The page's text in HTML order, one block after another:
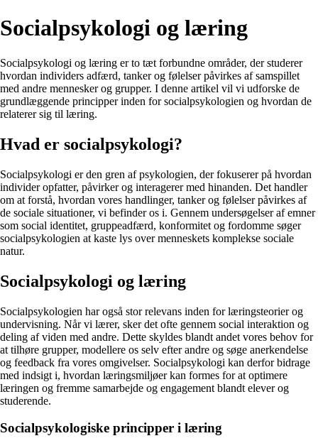
Socialpsykologi og læring
Socialpsykologi og læring er to tæt forbundne områder, der studerer
hvordan individers adfærd, tanker og følelser påvirkes af samspillet
med andre mennesker og grupper. I denne artikel vil vi udforske de
grundlæggende principper inden for socialpsykologien og hvordan de
relaterer sig til læring.
Hvad er socialpsykologi?
Socialpsykologi er den gren af psykologien, der fokuserer på hvordan
individer opfatter, påvirker og interagerer med hinanden. Det handler
om at forstå, hvordan vores handlinger, tanker og følelser påvirkes af
de sociale situationer, vi befinder os i. Gennem undersøgelser af emner
som social identitet, gruppeadfærd, konformitet og fordomme søger
socialpsykologien at kaste lys over menneskets komplekse sociale
natur.
Socialpsykologi og læring
Socialpsykologien har også stor relevans inden for læringsteorier og
undervisning. Når vi lærer, sker det ofte gennem social interaktion og
deling af viden med andre. Dette skyldes blandt andet vores behov for
at tilhøre grupper, modellere os selv efter andre og søge anerkendelse
og feedback fra vores omgivelser. Socialpsykologi kan derfor bidrage
med indsigt i, hvordan læringsmiljøer kan formes for at optimere
læringen og fremme samarbejde og engagement blandt elever og
studerende.
Socialpsykologiske principper i læring